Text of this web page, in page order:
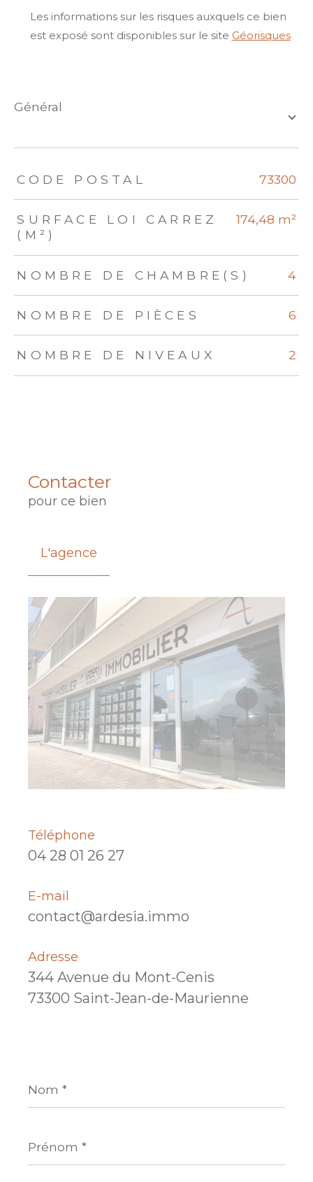
Les informations sur les risques auxquels ce bien
est exposé sont disponibles sur le site Géorisques
général
TRAD_ZEPHYR_Caracteristique TRAD_ZEPHYR_Valeurs
CODE POSTAL 73300
SURFACE LOI CARREZ
(M²)
174,48 m²
NOMBRE DE CHAMBRE(S) 4
NOMBRE DE PIÈCES 6
NOMBRE DE NIVEAUX 2
Contacter
pour ce bien
L'agence
Téléphone
04 28 01 26 27
E-mail
contact@ardesia.immo
Adresse
344 Avenue du Mont-Cenis
73300 Saint-Jean-de-Maurienne
*
*